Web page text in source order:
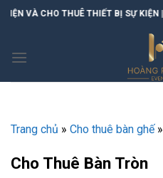
SkipBỊ SỰ KIỆN | HOÀNG PHONG EVENT
Trang chủ » Cho thuê bàn ghế»
Cho Thuê Bàn Tròn